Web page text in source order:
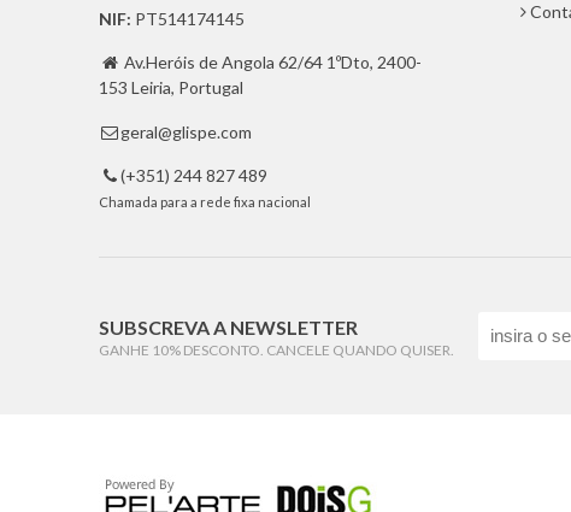
NIF: PT514174145
 Av.Heróis de Angola 62/64 1ºDto, 2400-
153 Leiria, Portugal
 geral@glispe.com
 (+351) 244 827 489
Chamada para a rede fixa nacional
SUBSCREVA A NEWSLETTER
GANHE 10% DESCONTO. CANCELE QUANDO QUISER.